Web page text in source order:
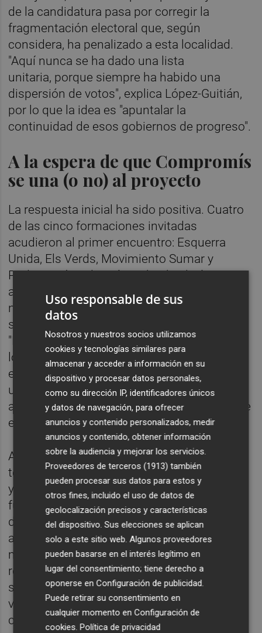
de la candidatura pasa por corregir la
fragmentación electoral que, según
considera, ha penalizado a esta localidad.
"Aquí nunca se ha dado una lista
unitaria, porque siempre ha habido una
dispersión de votos", explica López-Guitián,
por lo que la idea es "apuntalar la
continuidad de esos gobiernos de progreso".
A la espera de que Compromís
se una (o no) al proyecto
La respuesta inicial ha sido positiva. Cuatro
de las cinco formaciones invitadas
acudieron al primer encuentro: Esquerra
Unida, Els Verds, Movimiento Sumar y
Podem País Valencià. De hecho, la única
ausencia fue la de
Compromís
no ha tomado una decisión definitiva sobre
su participación en la candidatura.
"Nos parece importante que estemos todos
los partidos que están en esta parte del
espectro político y Compromís sin duda es
uno de ellos", afirma López-Guitián, quien
asegura que permanecen "a la espera de que
ellos tomen una decisión".
Aunque las conversaciones se encuentran
todavía en una fase inicial, los participantes
ya han fijado algunas bases de
funcionamiento. Entre ellas, que las
decisiones sobre la eventual candidatura se
adopten desde el ámbito estrictamente
municipal. "Las decisiones en lo que se
refiere a candidatos y puestos en las listas
se tomarán a nivel local y en base a
votaciones en las que participen los
ciudadanos", explica.
Uso responsable de sus
datos
Nosotros y nuestros socios utilizamos
cookies y tecnologías similares para
almacenar y acceder a información en su
dispositivo y procesar datos personales,
como su dirección IP, identificadores únicos
y datos de navegación, para ofrecer
anuncios y contenido personalizados, medir
anuncios y contenido, obtener información
sobre la audiencia y mejorar los servicios.
Proveedores de terceros (1913) también
pueden procesar sus datos para estos y
otros fines, incluido el uso de datos de
geolocalización precisos y características
del dispositivo. Sus elecciones se aplican
solo a este sitio web. Algunos proveedores
pueden basarse en el interés legítimo en
lugar del consentimiento; tiene derecho a
oponerse enConfiguración de publicidad.
Puede retirar su consentimiento en
cualquier momento enConfiguración de
cookies.Política de privacidad